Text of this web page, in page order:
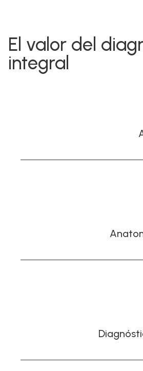
El valor del
integral